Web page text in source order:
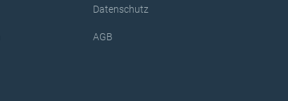
Datenschutz
AGB